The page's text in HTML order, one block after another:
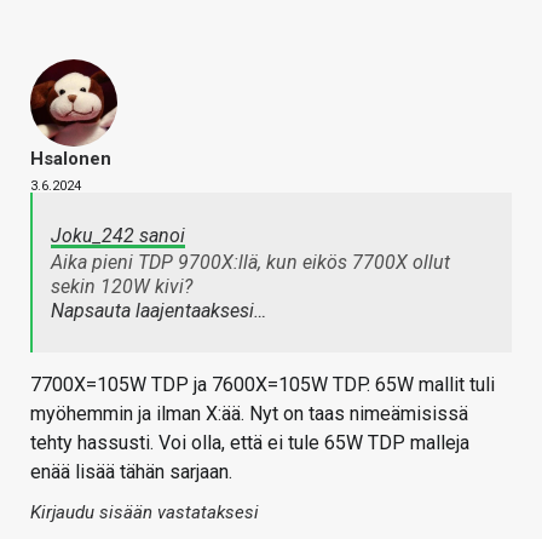
Hsalonen
3.6.2024
Joku_242 sanoi
Aika pieni TDP 9700X:llä, kun eikös 7700X ollut
sekin 120W kivi?
Napsauta laajentaaksesi…
7700X=105W TDP ja 7600X=105W TDP. 65W mallit tuli
myöhemmin ja ilman X:ää. Nyt on taas nimeämisissä
tehty hassusti. Voi olla, että ei tule 65W TDP malleja
enää lisää tähän sarjaan.
Kirjaudu sisään vastataksesi